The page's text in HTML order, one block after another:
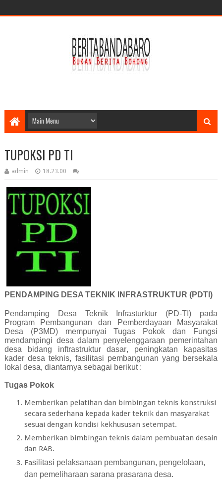
TUPOKSI PD TI
admin 18.23.00
PENDAMPING DESA TEKNIK INFRASTRUKTUR (PDTI)
Pendamping Desa Teknik Infrasturktur (PD-TI) pada
Program Pembangunan dan Pemberdayaan Masyarakat
Desa (P3MD) mempunyai Tugas Pokok dan Fungsi
mendampingi desa dalam penyelenggaraan pemerintahan
desa bidang inftrastruktur dasar, peningkatan kapasitas
kader desa teknis, fasilitasi pembangunan yang bersekala
lokal desa, diantarnya sebagai berikut :
Tugas Pokok
Memberikan pelatihan dan bimbingan teknis konstruksi
secara sederhana kepada kader teknik dan masyarakat
sesuai dengan kondisi kekhususan setempat.
Memberikan bimbingan teknis dalam pembuatan desain
dan RAB.
Fasilitasi pelaksanaan pembangunan, pengelolaan,
dan pemeliharaan sarana prasarana desa.